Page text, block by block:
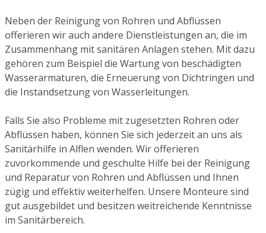
Neben der Reinigung von Rohren und Abflüssen
offerieren wir auch andere Dienstleistungen an, die im
Zusammenhang mit sanitären Anlagen stehen. Mit dazu
gehören zum Beispiel die Wartung von beschädigten
Wasserarmaturen, die Erneuerung von Dichtringen und
die Instandsetzung von Wasserleitungen.
Falls Sie also Probleme mit zugesetzten Rohren oder
Abflüssen haben, können Sie sich jederzeit an uns als
Sanitärhilfe in Alflen wenden. Wir offerieren
zuvorkommende und geschulte Hilfe bei der Reinigung
und Reparatur von Rohren und Abflüssen und Ihnen
zügig und effektiv weiterhelfen. Unsere Monteure sind
gut ausgebildet und besitzen weitreichende Kenntnisse
im Sanitärbereich.